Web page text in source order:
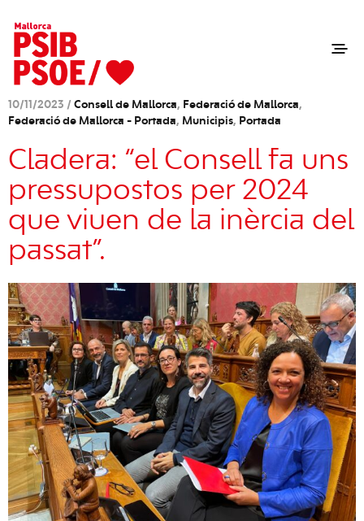
10/11/2023 / Consell de Mallorca, Federació de Mallorca,
Federació de Mallorca - Portada, Municipis, Portada
Cladera: “el Consell fa uns
pressupostos per 2024
que viuen de la inèrcia del
passat”.